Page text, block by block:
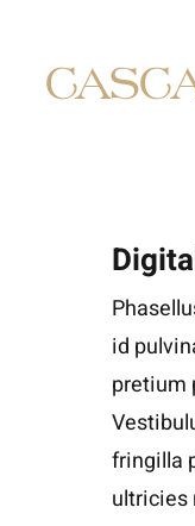
content
id
pretium
fringilla
ultricies